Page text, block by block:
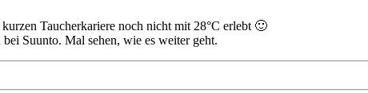
Taucherkariere noch nicht mit 28°C erlebt 🙂
Suunto. Mal sehen, wie es weiter geht.